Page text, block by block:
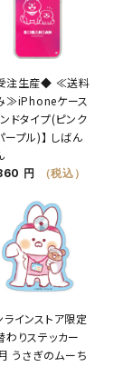
注生産◆ ≪送料
≫iPhoneケース
ンドタイプ(ピンク
プル)】 しばん
円 （税込）
ラインストア限定
わりステッカー
うさぎのムーち